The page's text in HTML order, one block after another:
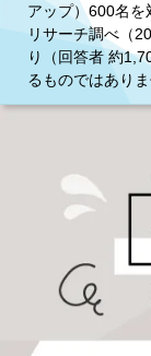
アップ）600名
リサーチ調べ（
り（回答者 約
るものではありま